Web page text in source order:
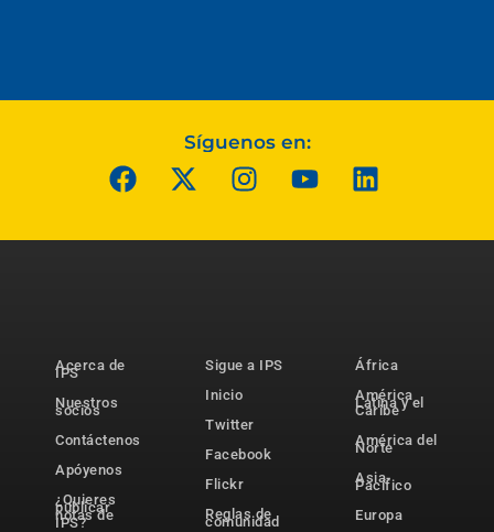
Síguenos en:
Acerca de
IPS
Nuestros
socios
Contáctenos
Apóyenos
¿Quieres
publicar
notas de
IPS?
Sigue a IPS
Inicio
Twitter
Facebook
Flickr
Reglas de
comunidad
África
América
Latina y el
Caribe
América del
Norte
Asia-
Pacífico
Europa